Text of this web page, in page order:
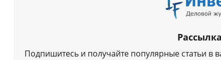
Подпишитесь и получайте популярные статьи в